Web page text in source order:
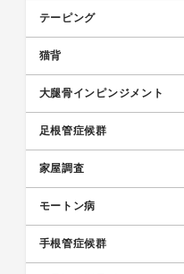
テーピング
猫背
大腿骨インピンジメント
足根管症候群
家屋調査
モートン病
手根管症候群